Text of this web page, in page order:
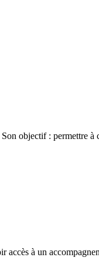
objectif : permettre
à un